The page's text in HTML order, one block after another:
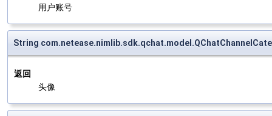
用户账号
String
返回
头像